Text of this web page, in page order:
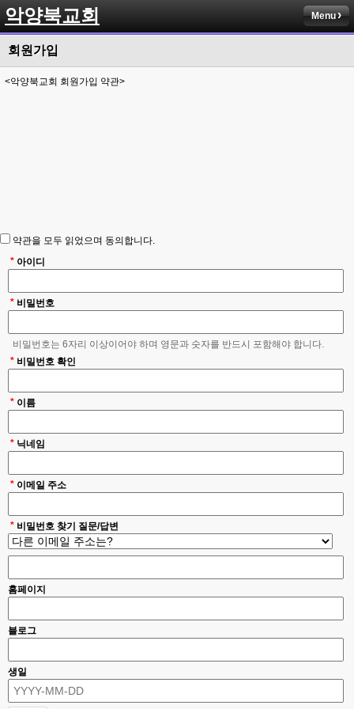
악양북교회 Menu
회원가입
<악양북교회 회원가입 약관>
약관을 모두 읽었으며 동의합니다.
아이디
*
비밀번호
*
비밀번호는 6자리 이상이어야 하며 영문과 숫자를 반드시 포함해야 합니다.
비밀번호 확인
*
* 이름
* 닉네임
* 이메일 주소
* 비밀번호 찾기 질문/답변
홈페이지
블로그
생일